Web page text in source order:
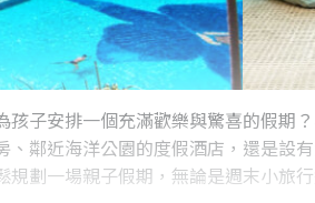
孩子安排一個充滿歡樂與驚喜的假期
、鄰近海洋公園的度假酒店，還是設
規劃一場親子假期，無論是週末小旅